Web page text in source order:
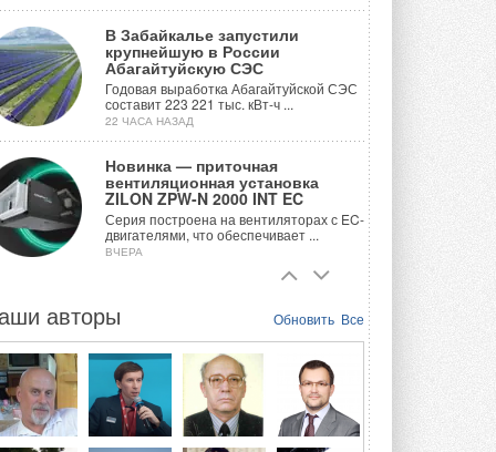
В Забайкалье запустили
крупнейшую в России
Абагайтуйскую СЭС
Годовая выработка Абагайтуйской СЭС
составит 223 221 тыс. кВт-ч ...
22 ЧАСА НАЗАД
Новинка — приточная
вентиляционная установка
ZILON ZPW-N 2000 INT EC
Серия построена на вентиляторах с EC-
двигателями, что обеспечивает ...
ВЧЕРА
каскадную установку,
объединяющую солнечную и
геотермальную энергию
Природосберегающие технологии ...
6 АВГУСТА 2026
Для Арктики создали
технологию защиты
Обновить Все
авторы